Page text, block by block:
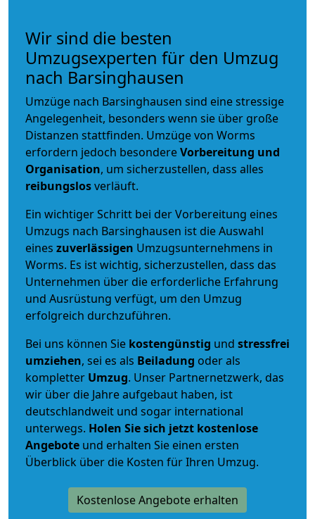
Wir sind die besten
Umzugsexperten für den Umzug
nach Barsinghausen
Umzüge nach Barsinghausen sind eine stressige
Angelegenheit, besonders wenn sie über große
Distanzen stattfinden. Umzüge von Worms
erfordern jedoch besondereVorbereitung und
Organisation, um sicherzustellen, dass alles
reibungslosverläuft.
Ein wichtiger Schritt bei der Vorbereitung eines
Umzugs nach Barsinghausen ist die Auswahl
eines zuverlässigen Umzugsunternehmens in
Worms. Es ist wichtig, sicherzustellen, dass das
Unternehmen über die erforderliche Erfahrung
und Ausrüstung verfügt, um den Umzug
erfolgreich durchzuführen.
Bei uns können Sie kostengünstig und stressfrei
umziehen, sei es als Beiladung oder als
kompletter Umzug. Unser Partnernetzwerk, das
wir über die Jahre aufgebaut haben, ist
deutschlandweit und sogar international
unterwegs. Holen Sie sich jetzt kostenlose
Angebote und erhalten Sie einen ersten
Überblick über die Kosten für Ihren Umzug.
Kostenlose Angebote erhalten